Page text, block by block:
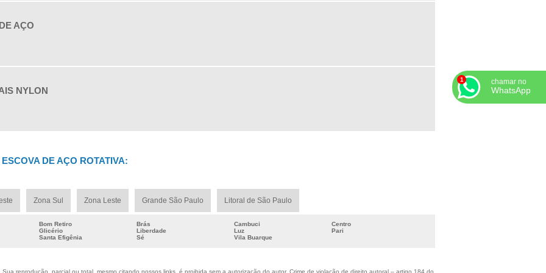
COMPRAR ESCOVA CIRCULAR
ESCOVA CIRCULAR DE AÇO
AÇO
NYLON
DE AÇO ROTATIVA:
Zona Sul Zona Leste Grande São Paulo Litoral de São Paulo
Bom Retiro Brás Cambuci
Centro
Glicério
Liberdade Luz
Pari
Santa Efigênia
Sé Vila Buarque
reprodução, parcial ou total, mesmo citando nossos links, é proibida sem a autorização do autor. Crime de violação de direito autoral – artigo 184 do
chamar no
WhatsApp